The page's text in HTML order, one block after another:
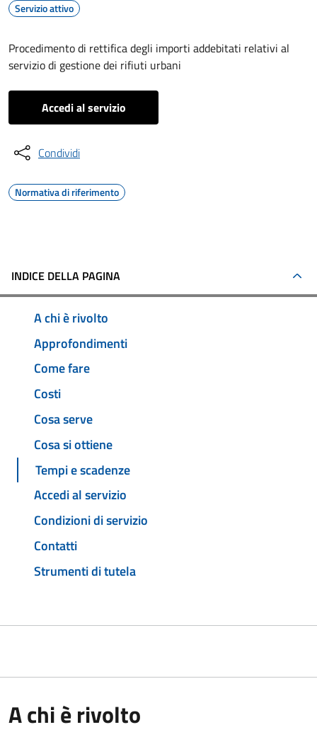
Servizio attivo
Procedimento di rettifica degli importi addebitati relativi al
servizio di gestione dei rifiuti urbani
Accedi al servizio
Condividi
Normativa di riferimento
INDICE DELLA PAGINA
A chi è rivolto
Approfondimenti
Come fare
Costi
Cosa serve
Cosa si ottiene
Tempi e scadenze
Accedi al servizio
Condizioni di servizio
Contatti
Strumenti di tutela
A chi è rivolto